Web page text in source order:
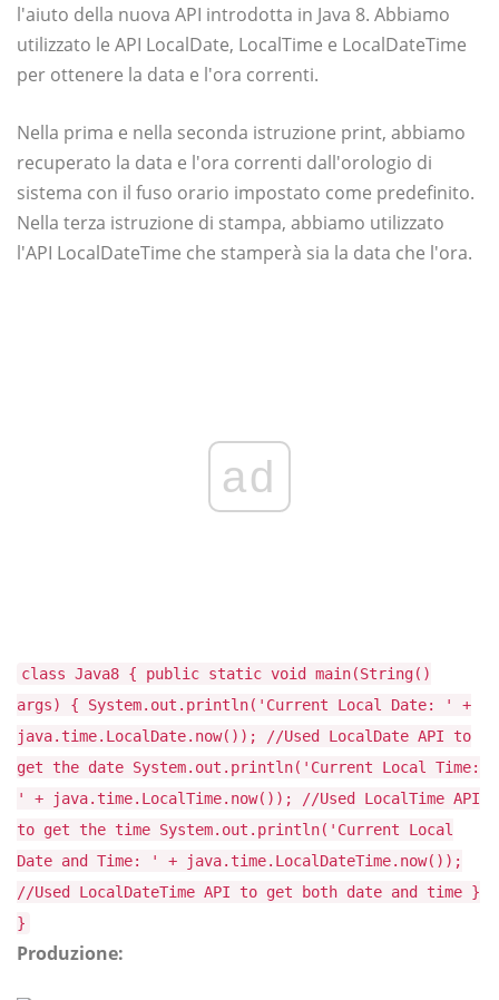
l'aiuto della nuova API introdotta in Java 8. Abbiamo
utilizzato le API LocalDate, LocalTime e LocalDateTime
per ottenere la data e l'ora correnti.
Nella prima e nella seconda istruzione print, abbiamo
recuperato la data e l'ora correnti dall'orologio di
sistema con il fuso orario impostato come predefinito.
Nella terza istruzione di stampa, abbiamo utilizzato
l'API LocalDateTime che stamperà sia la data che l'ora.
ad
class Java8 { public static void main(String()
args) { System.out.println('Current Local Date: ' +
java.time.LocalDate.now()); //Used LocalDate API to
get the date System.out.println('Current Local Time:
' + java.time.LocalTime.now()); //Used LocalTime API
to get the time System.out.println('Current Local
Date and Time: ' + java.time.LocalDateTime.now());
//Used LocalDateTime API to get both date and time }
}
Produzione: